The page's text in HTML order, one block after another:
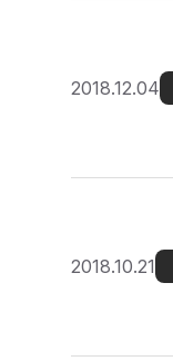
2018.12.04
2018.10.21